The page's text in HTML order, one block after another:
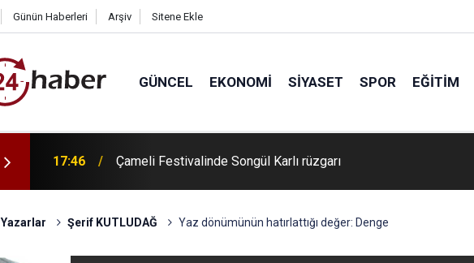
Günün Haberleri Arşiv Sitene Ekle
GÜNCEL EKONOMI SIYASET SPOR EĞITIM
17:42 Geri dönüşüm kutusunda kaynak yaparken yangın çıktı
Yazarlar Şerif KUTLUDAĞ Yaz dönümünün hatırlattığı değer: Denge